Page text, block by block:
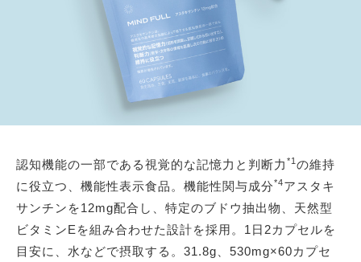
認知機能の一部である視覚的な記憶力と判断力 *1 の維持
に役立つ、機能性表示食品。機能性関与成分*4アスタキ
サンチンを12mg配合し、特定のブドウ抽出物、天然型
ビタミンEを組み合わせた設計を採用。1日2カプセルを
目安に、水などで摂取する。31.8g、530mg×60カプセ